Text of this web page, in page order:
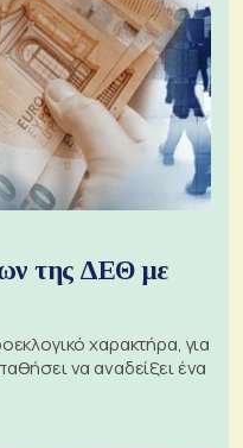
της ΔΕΘ με
χαρακτήρα, για
να αναδείξει ένα